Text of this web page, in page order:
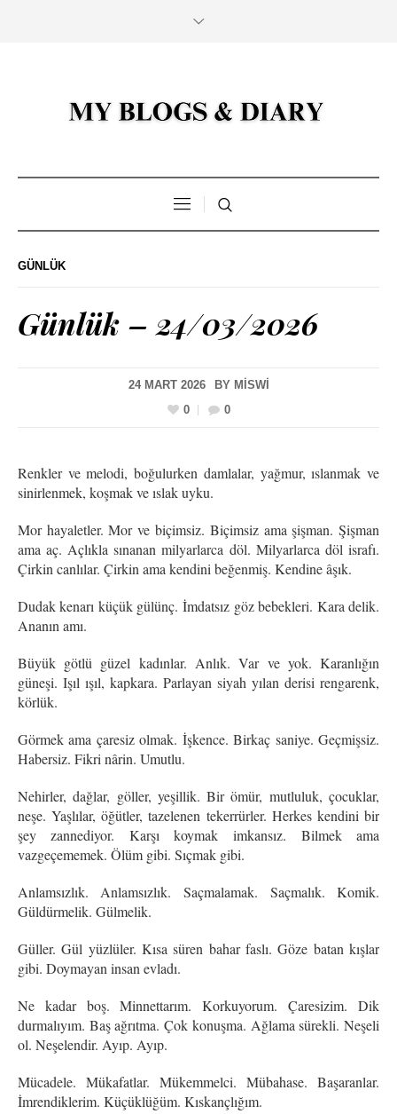
GÜNLÜK
Günlük – 24/03/2026
24 MART 2026 BY MISWI
0
0
Renkler ve melodi, boğulurken damlalar, yağmur, ıslanmak ve
sinirlenmek, koşmak ve ıslak uyku.
Mor hayaletler. Mor ve biçimsiz. Biçimsiz ama şişman. Şişman
ama aç. Açlıkla sınanan milyarlarca döl. Milyarlarca döl israfı.
Çirkin canlılar. Çirkin ama kendini beğenmiş. Kendine âşık.
Dudak kenarı küçük gülünç. İmdatsız göz bebekleri. Kara delik.
Ananın amı.
Büyük götlü güzel kadınlar. Anlık. Var ve yok. Karanlığın
güneşi. Işıl ışıl, kapkara. Parlayan siyah yılan derisi rengarenk,
körlük.
Görmek ama çaresiz olmak. İşkence. Birkaç saniye. Geçmişsiz.
Habersiz. Fikri nârin. Umutlu.
Nehirler, dağlar, göller, yeşillik. Bir ömür, mutluluk, çocuklar,
neşe. Yaşlılar, öğütler, tazelenen tekerrürler. Herkes kendini bir
şey zannediyor. Karşı koymak imkansız. Bilmek ama
vazgeçememek. Ölüm gibi. Sıçmak gibi.
Anlamsızlık. Anlamsızlık. Saçmalamak. Saçmalık. Komik.
Güldürmelik. Gülmelik.
Güller. Gül yüzlüler. Kısa süren bahar faslı. Göze batan kışlar
gibi. Doymayan insan evladı.
Ne kadar boş. Minnettarım. Korkuyorum. Çaresizim. Dik
durmalıyım. Baş ağrıtma. Çok konuşma. Ağlama sürekli. Neşeli
ol. Neşelendir. Ayıp. Ayıp.
Mücadele. Mükafatlar. Mükemmelci. Mübahase. Başaranlar.
İmrendiklerim. Küçüklüğüm. Kıskançlığım.